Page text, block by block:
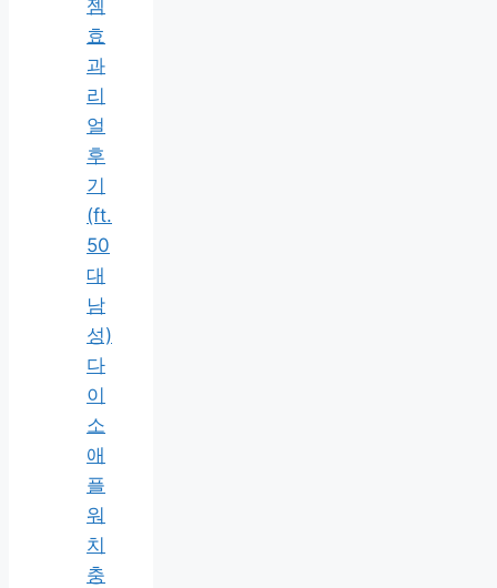
젬
효
과
리
얼
후
기
(ft.
50
대
남
성)
다
이
소
애
플
워
치
충